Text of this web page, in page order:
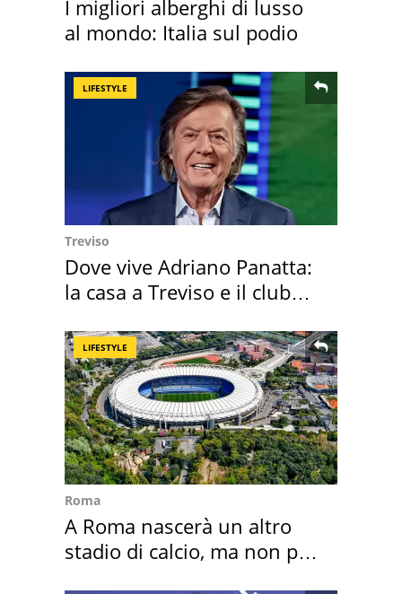
I migliori alberghi di lusso
al mondo: Italia sul podio
LIFESTYLE
Treviso
Dove vive Adriano Panatta:
la casa a Treviso e il club
LIFESTYLE
Roma
A Roma nascerà un altro
stadio di calcio, ma non per